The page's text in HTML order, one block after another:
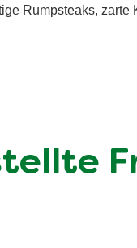
Rumpsteaks,